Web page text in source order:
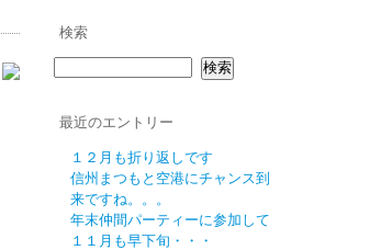
検索
最近のエントリー
１２月も折り返しです
信州まつもと空港にチャンス到
来ですね。。。
年末仲間パーティーに参加して
１１月も早下旬・・・